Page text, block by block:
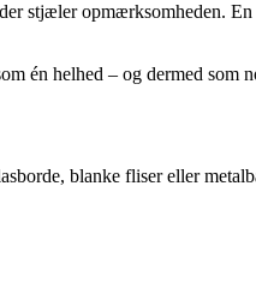
stjæler opmærksomheden.
én helhed – og dermed som
blanke fliser eller